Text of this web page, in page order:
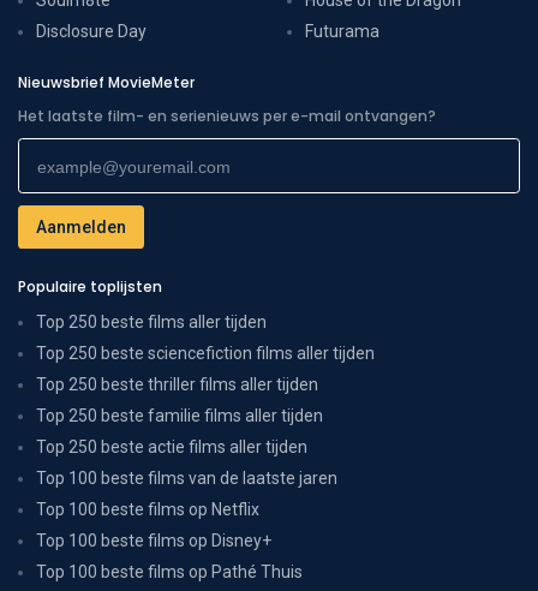
Disclosure Day
Futurama
Nieuwsbrief MovieMeter
Het laatste film- en serienieuws per e-mail ontvangen?
Populaire toplijsten
Top 250 beste films aller tijden
Top 250 beste sciencefiction films aller tijden
Top 250 beste thriller films aller tijden
Top 250 beste familie films aller tijden
Top 250 beste actie films aller tijden
Top 100 beste films van de laatste jaren
Top 100 beste films op Netflix
Top 100 beste films op Disney+
Top 100 beste films op Pathé Thuis